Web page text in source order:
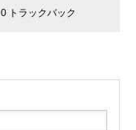
0 トラックバック